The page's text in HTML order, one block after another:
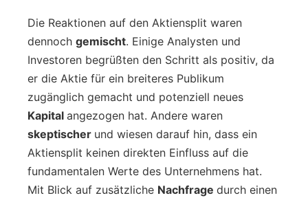
Die Reaktionen auf den Aktiensplit waren
dennoch gemischt. Einige Analysten und
Investoren begrüßten den Schritt als positiv, da
er die Aktie für ein breiteres Publikum
zugänglich gemacht und potenziell neues
Kapital angezogen hat. Andere waren
skeptischer und wiesen darauf hin, dass ein
Aktiensplit keinen direkten Einfluss auf die
fundamentalen Werte des Unternehmens hat.
Mit Blick auf zusätzliche Nachfrage durch einen